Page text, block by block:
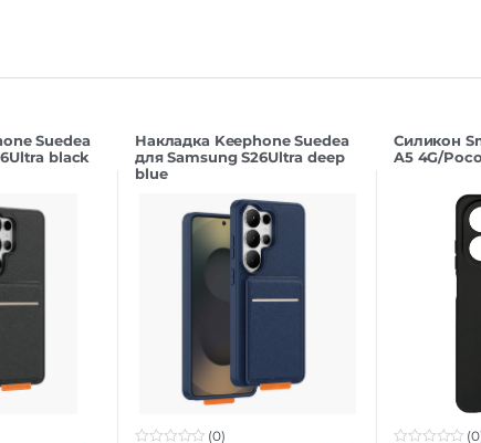
Suedea
black
Накладка Keephone Suedea
для Samsung S26Ultra deep
blue
(0)
Силикон
A5 4G/